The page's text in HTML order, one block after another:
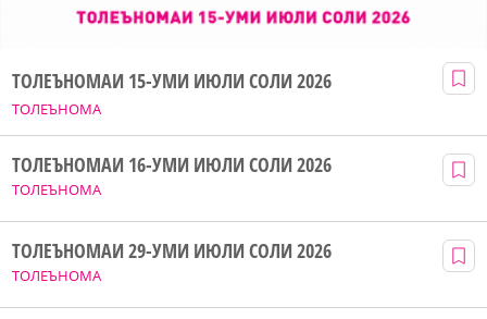
ТОЛЕЪНОМА
ТОЛЕЪНОМАИ 15-УМИ ИЮЛИ СОЛИ 2026
ТОЛЕЪНОМА
ТОЛЕЪНОМАИ 16-УМИ ИЮЛИ СОЛИ 2026
ТОЛЕЪНОМА
ТОЛЕЪНОМАИ 29-УМИ ИЮЛИ СОЛИ 2026